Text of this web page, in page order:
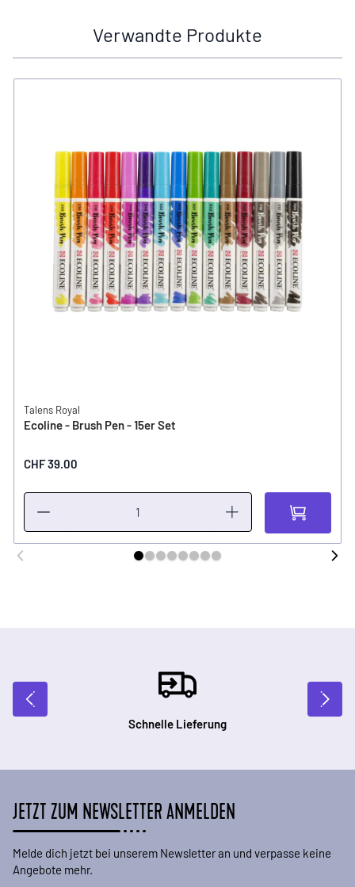
Verwandte Produkte
Talens Royal
Ecoline - Brush Pen - 15er Set
CHF 39.00
Schnelle Lieferung
JETZT ZUM NEWSLETTER ANMELDEN
Melde dich jetzt bei unserem Newsletter an und verpasse keine
Angebote mehr.